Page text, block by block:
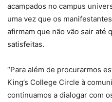
acampados no campus
uma vez que os
afirmam que não vão sair até
satisfeitas.
“Para além de procurarmos
King’s College Circle à
continuamos a dialogar com